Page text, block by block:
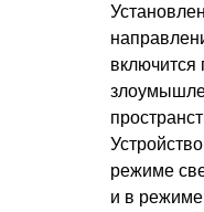
включится
режиме
и в